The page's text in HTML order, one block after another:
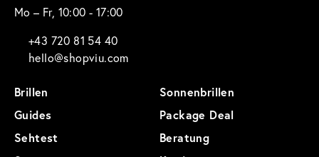
Mo – Fr, 10:00 - 17:00
+43 720 81 54 40
hello@shopviu.com
Brillen
Sonnenbrillen
Guides
Package Deal
Sehtest
Beratung